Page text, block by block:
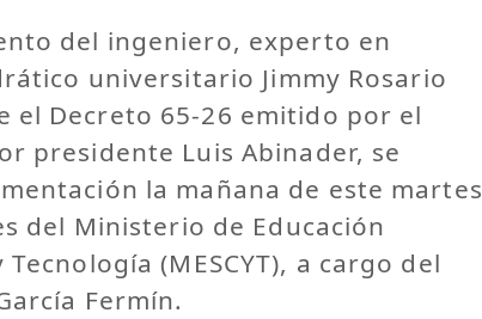
del ingeniero, experto en
universitario Jimmy Rosario
el Decreto 65-26 emitido por el
presidente Luis Abinader, se
la mañana de este martes
del Ministerio de Educación
(MESCYT), a cargo del
Fermín.